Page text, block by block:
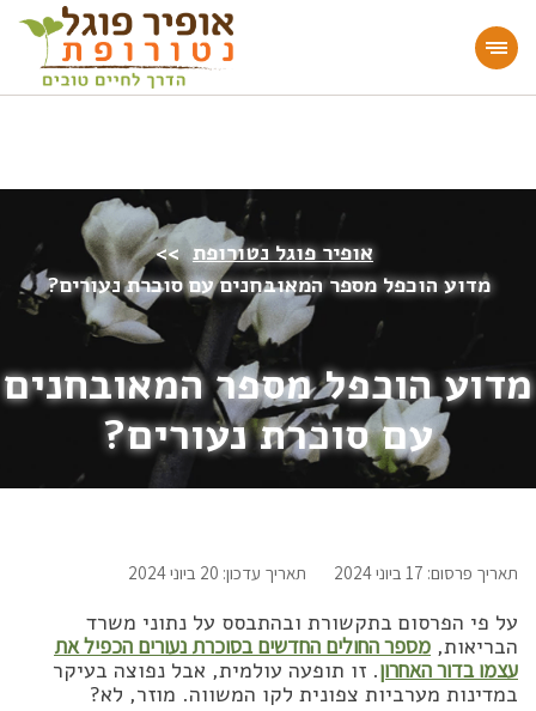
מעוניינים להעמיק או להתחיל דרך חיים בריאה?
הצטרפו לאתר!
אופיר פוגל נטורופת >>
מדוע הוכפל מספר המאובחנים עם סוכרת נעורים?
מדוע הוכפל מספר המאובחנים
עם סוכרת נעורים?
תאריך פרסום: 17 ביוני 2024 תאריך עדכון: 20 ביוני 2024
על פי הפרסום בתקשורת ובהתבסס על נתוני משרד
הבריאות, מספר החולים החדשים בסוכרת נעורים הכפיל את
עצמו בדור האחרון. זו תופעה עולמית, אבל נפוצה בעיקר
במדינות מערביות צפונית לקו המשווה. מוזר, לא?